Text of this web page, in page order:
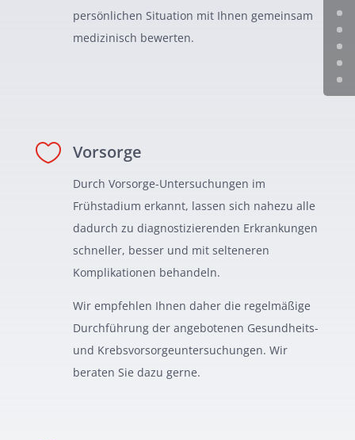
persönlichen Situation mit Ihnen gemeinsam
medizinisch bewerten.
 Vorsorge
Durch Vorsorge-Untersuchungen im
Frühstadium erkannt, lassen sich nahezu alle
dadurch zu diagnostizierenden Erkrankungen
schneller, besser und mit selteneren
Komplikationen behandeln.
Wir empfehlen Ihnen daher die regelmäßige
Durchführung der angebotenen Gesundheits-
und Krebsvorsorgeuntersuchungen. Wir
beraten Sie dazu gerne.